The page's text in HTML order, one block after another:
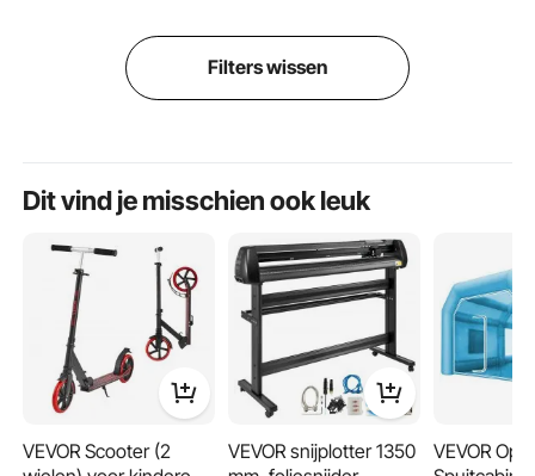
Filters wissen
Dit vind je misschien ook leuk
VEVOR Scooter (2
VEVOR snijplotter 1350
VEVOR